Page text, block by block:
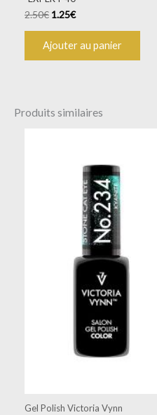
2.50€ 1.25€
Ajouter au panier
Produits similaires
Gel Polish Victoria Vynn